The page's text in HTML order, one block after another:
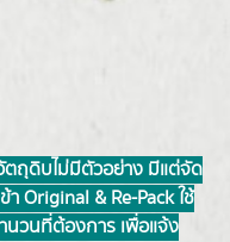
ถุดิบไม่มีตัวอย่าง มีแต่จัด
Original & Re-Pack ใช้
นวนที่ต้องการ เพื่อแจ้ง